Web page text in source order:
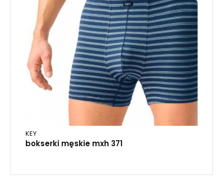
KEY
bokserki męskie mxh 371